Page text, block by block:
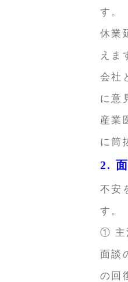
す。
休業
えま
会社
に意
産業
に筒
2.
不安
す。
① 主
面談
の回